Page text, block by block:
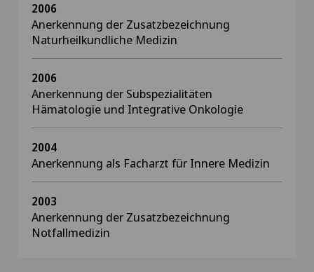
2006
Anerkennung der Zusatzbezeichnung
Naturheilkundliche Medizin
2006
Anerkennung der Subspezialitäten
Hämatologie und Integrative Onkologie
2004
Anerkennung als Facharzt für Innere Medizin
2003
Anerkennung der Zusatzbezeichnung
Notfallmedizin